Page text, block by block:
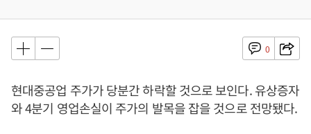
0
현대중공업 주가가 당분간 하락할 것으로 보인다. 유상증자
와 4분기 영업손실이 주가의 발목을 잡을 것으로 전망됐다.